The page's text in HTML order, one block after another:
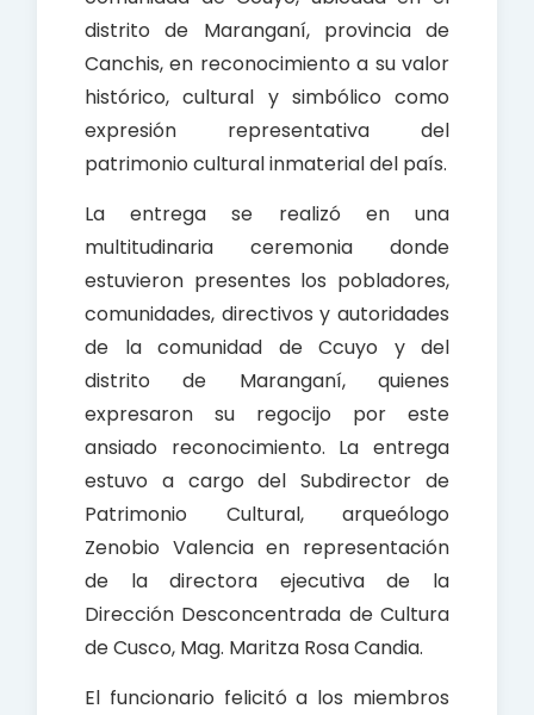
distrito de Maranganí, provincia de
Canchis, en reconocimiento a su valor
histórico, cultural y simbólico como
expresión representativa del
patrimonio cultural inmaterial del país.
La entrega se realizó en una
multitudinaria ceremonia donde
estuvieron presentes los pobladores,
comunidades, directivos y autoridades
de la comunidad de Ccuyo y del
distrito de Maranganí, quienes
expresaron su regocijo por este
ansiado reconocimiento. La entrega
estuvo a cargo del Subdirector de
Patrimonio Cultural, arqueólogo
Zenobio Valencia en representación
de la directora ejecutiva de la
Dirección Desconcentrada de Cultura
de Cusco, Mag. Maritza Rosa Candia.
El funcionario felicitó a los miembros